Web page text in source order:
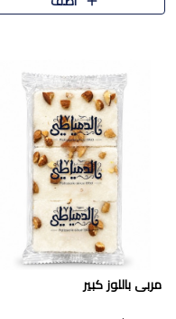
الهند المطاطي والمذاق الغن..
مربى باللوز كبير